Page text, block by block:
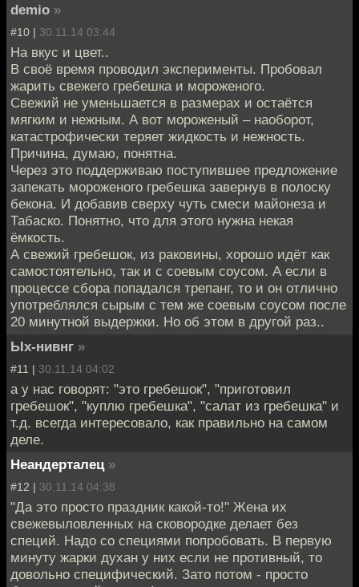
demio »
#10 | 30.11.14 03:44
На вкус и цвет..
В своё время проводил эксперименты. Пробовал
жарить свежего гребешка и мороженого.
Свежий не уменьшается в размерах и остаётся
мягким и нежным. А вот мороженый – наоборот,
катастрофически теряет жидкость и нежность.
Причина, думаю, понятна.
Через это поддерживаю поступившее предложение
запекать мороженого гребешка завернув в полоску
бекона. И добавив сверху чуть смеси майонеза и
Табаско. Понятно, что для этого нужна некая
ёмкость.
А свежий гребешок, из раковины, хорошо идёт как
самостоятельно, так и с соевым соусом. А если в
процессе сбора попадался трепанг, то и он отлично
употреблялся сырым с тем же соевым соусом после
20 минутной выдержки. Но об этом в другой раз..
Ых-нивнг »
#11 | 30.11.14 04:02
а у нас говорят: "это гребешок", "приготовил
гребешок", "куплю гребешка", "салат из гребешка" и
т.д. всегда интересовало, как правильно на самом
деле.
Неандерталец »
#12 | 30.11.14 04:38
"Да это просто праздник какой-то!" Жена их
свежевыловленных на сковородке делает без
специй. Надо со специями попробовать. В первую
минуту жарки духан у них если не противный, то
довольно специфический. Зато потом - просто